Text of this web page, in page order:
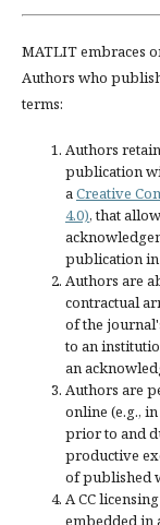
MATLIT embraces
Authors who
terms:
Authors
publication
a Creative
4.0), that
publication
Authors are
contractual
of the
to an
an
Authors are
online (e.g.,
prior to and
productive
of published
A CC
embedded in